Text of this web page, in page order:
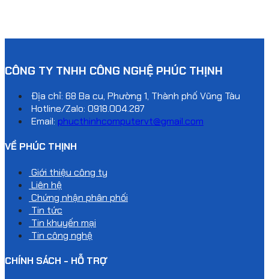
CÔNG TY TNHH CÔNG NGHỆ PHÚC THỊNH
Địa chỉ: 68 Ba cu, Phường 1, Thành phố Vũng Tàu
Hotline/Zalo: 0918.004.287
Email: phucthinhcomputervt@gmail.com
VỀ PHÚC THỊNH
Giới thiệu công ty
Liên hệ
Chứng nhận phân phối
Tin tức
Tin khuyến mại
Tin công nghệ
CHÍNH SÁCH - HỖ TRỢ